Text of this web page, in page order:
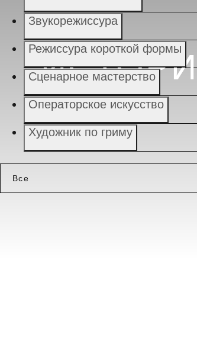
Звукорежиссура
Режиссура короткой формы
Сценарное мастерство
Операторское искусство
Художник по гриму